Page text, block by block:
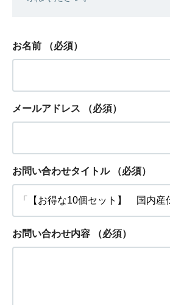
お名前 （必須）
メールアドレス （必須）
お問い合わせタイトル （必須）
お問い合わせ内容 （必須）